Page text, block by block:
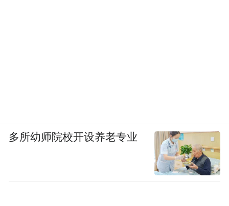
多所幼师院校开设养老专业